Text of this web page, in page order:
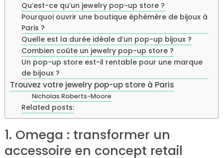
Qu’est-ce qu’un jewelry pop-up store ?
Pourquoi ouvrir une boutique éphémère de bijoux à
Paris ?
Quelle est la durée idéale d’un pop-up bijoux ?
Combien coûte un jewelry pop-up store ?
Un pop-up store est-il rentable pour une marque
de bijoux ?
Trouvez votre jewelry pop-up store à Paris
Nicholas Roberts-Moore
Related posts:
1. Omega : transformer un
accessoire en concept retail